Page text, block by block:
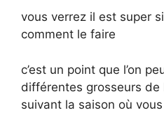
vous verrez il est super
comment le faire
c’est un point que l’on
différentes grosseurs de
suivant la saison où